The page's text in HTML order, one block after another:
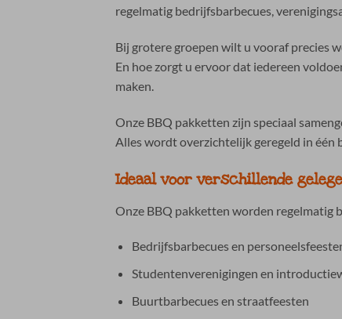
regelmatig bedrijfsbarbecues,
Bij grotere groepen wilt u vooraf precies
En hoe zorgt u ervoor dat iedereen
maken.
Onze BBQ pakketten zijn speciaal
Alles wordt overzichtelijk geregeld in één
Ideaal voor verschillende
Onze BBQ pakketten worden regelmatig
Bedrijfsbarbecues en
Studentenverenigingen en
Buurtbarbecues en straatfeesten